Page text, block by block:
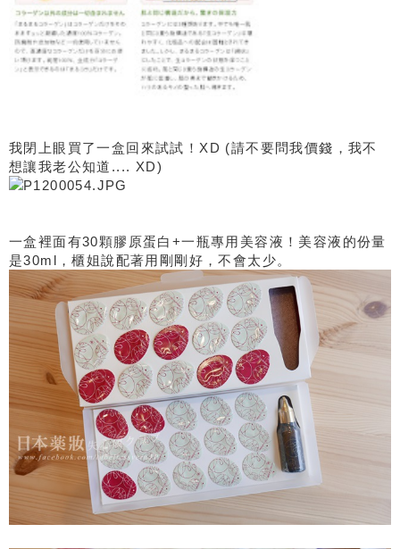
我閉上眼買了一盒回來試試！XD (請不要問我價錢，我不
想讓我老公知道.... XD)
一盒裡面有30顆膠原蛋白+一瓶專用美容液！美容液的份量
是30ml，櫃姐說配著用剛剛好，不會太少。